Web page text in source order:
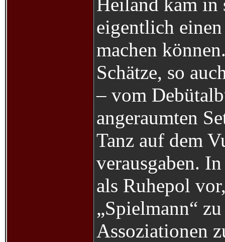
eigentlich
machen
Schätze, so
– vom
angeraumten
Tanz auf dem
verausgaben.
als Ruhepol
„Spielmann“
Assoziationen